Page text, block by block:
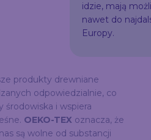
idzie, mają
nawet do
Europy.
produkty drewniane
odpowiedzialnie, co
środowiska i wspiera
OEKO-TEX oznacza, że
są wolne od substancji